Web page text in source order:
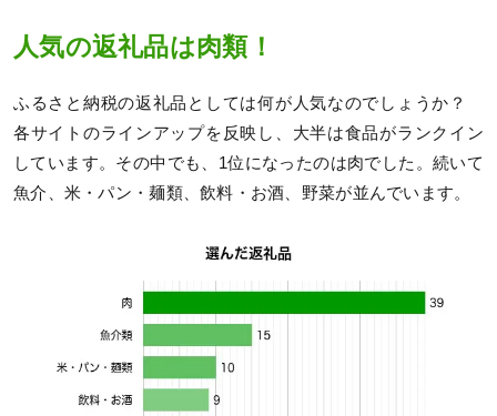
人気の返礼品は肉類！
ふるさと納税の返礼品としては何が人気なのでしょうか？
各サイトのラインアップを反映し、大半は食品がランクイン
しています。その中でも、1位になったのは肉でした。続いて
魚介、米・パン・麺類、飲料・お酒、野菜が並んでいます。